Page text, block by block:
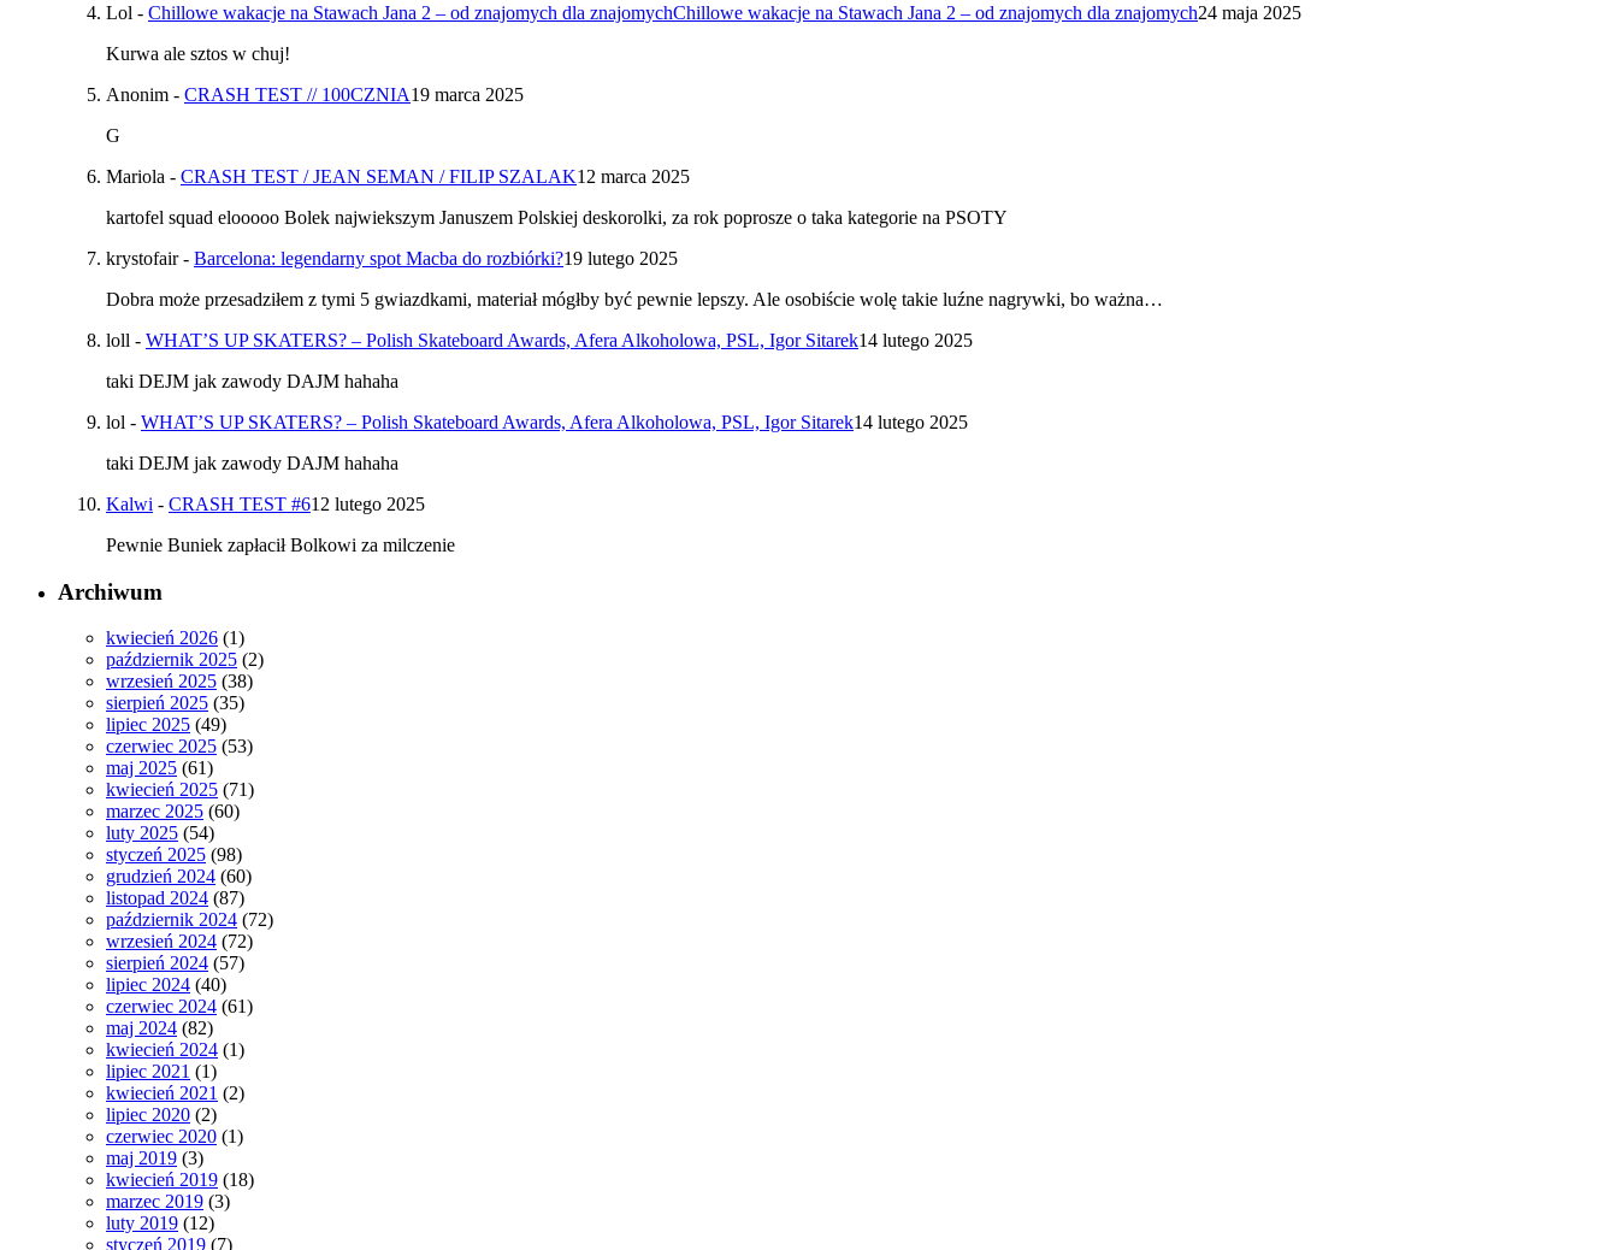
Lol - Chillowe wakacje na Stawach Jana 2 – od znajomych dla znajomychChillowe wakacje na Stawach Jana 2 – od znajomych dla znajomych24 maja 2025
Kurwa ale sztos w chuj!
Anonim - CRASH TEST // 100CZNIA19 marca 2025
G
Mariola - CRASH TEST / JEAN SEMAN / FILIP SZALAK12 marca 2025
kartofel squad elooooo Bolek najwiekszym Januszem Polskiej deskorolki, za rok poprosze o taka kategorie na PSOTY
krystofair- Barcelona: legendarny spot Macba do rozbiórki?19 lutego 2025
Dobra może przesadziłem z tymi 5 gwiazdkami, materiał mógłby być pewnie lepszy. Ale osobiście wolę takie luźne nagrywki, bo ważna…
loll - WHAT’S UP SKATERS? – Polish Skateboard Awards, Afera Alkoholowa, PSL, Igor Sitarek14 lutego 2025
taki DEJM jak zawody DAJM hahaha
lol - WHAT’S UP SKATERS? – Polish Skateboard Awards, Afera Alkoholowa, PSL, Igor Sitarek14 lutego 2025
taki DEJM jak zawody DAJM hahaha
Kalwi - CRASH TEST #612 lutego 2025
Pewnie Buniek zapłacił Bolkowi za milczenie
Archiwum
kwiecień 2026 (1)
październik 2025 (2)
wrzesień 2025 (38)
sierpień 2025 (35)
lipiec 2025 (49)
czerwiec 2025 (53)
maj 2025 (61)
kwiecień 2025 (71)
marzec 2025 (60)
luty 2025 (54)
styczeń 2025 (98)
grudzień 2024 (60)
listopad 2024 (87)
październik 2024 (72)
wrzesień 2024 (72)
sierpień 2024 (57)
lipiec 2024 (40)
czerwiec 2024 (61)
maj 2024 (82)
kwiecień 2024 (1)
lipiec 2021 (1)
kwiecień 2021 (2)
lipiec 2020 (2)
czerwiec 2020 (1)
maj 2019 (3)
kwiecień 2019 (18)
marzec 2019 (3)
luty 2019 (12)
styczeń 2019 (7)